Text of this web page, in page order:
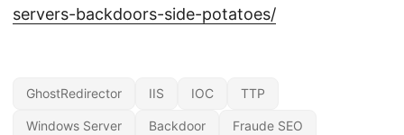
servers-backdoors-side-potatoes/
GhostRedirector IIS IOC TTP
Windows Server Backdoor Fraude SEO